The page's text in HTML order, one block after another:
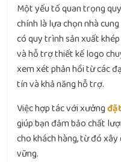
Một yếu tố quan trọng
chính là lựa chọn nhà
có quy trình sản xuất
và hỗ trợ thiết kế logo
xem xét phản hồi từ các
tín và khả năng hỗ trợ.
Việc hợp tác với xưởng
giúp bạn đảm bảo chất
cho khách hàng, từ đó
vững.